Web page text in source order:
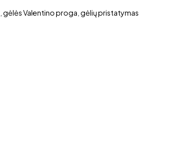
gėlės Valentino proga gėlių pristatymas